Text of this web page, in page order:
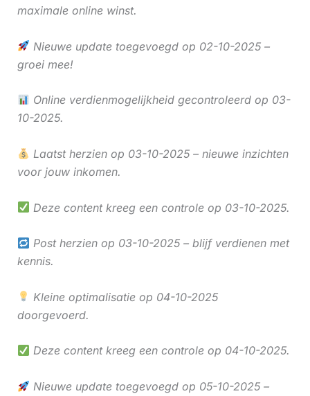
maximale online winst.
Nieuwe update toegevoegd op 02-10-2025 –
groei mee!
Online verdienmogelijkheid gecontroleerd op 03-
10-2025.
Laatst herzien op 03-10-2025 – nieuwe inzichten
voor jouw inkomen.
Deze content kreeg een controle op 03-10-2025.
Post herzien op 03-10-2025 – blijf verdienen met
kennis.
Kleine optimalisatie op 04-10-2025
doorgevoerd.
Deze content kreeg een controle op 04-10-2025.
Nieuwe update toegevoegd op 05-10-2025 –